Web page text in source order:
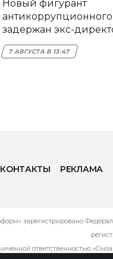
Новый фигурант
антикоррупционного
задержан экс-
НЭСК Крымска
7 АВГУСТА В 13:47
КОНТАКТЫ РЕКЛАМА
зарегистрировано
ответственностью